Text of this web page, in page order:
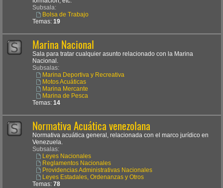
Subsala:
Bolsa de Trabajo
Temas: 19
Marina Nacional
Sala para tratar cualquier asunto relacionado con la Marina
Nacional.
Subsalas:
Marina Deportiva y Recreativa
Motos Acuáticas
Marina Mercante
Marina de Pesca
Temas: 14
Normativa Acuática venezolana
Normativa acuática general, relacionada con el marco jurídico en
Venezuela.
Subsalas:
Leyes Nacionales
Reglamentos Nacionales
Providencias Administrativas Nacionales
Leyes Estadales, Ordenanzas y Otros
Temas: 78